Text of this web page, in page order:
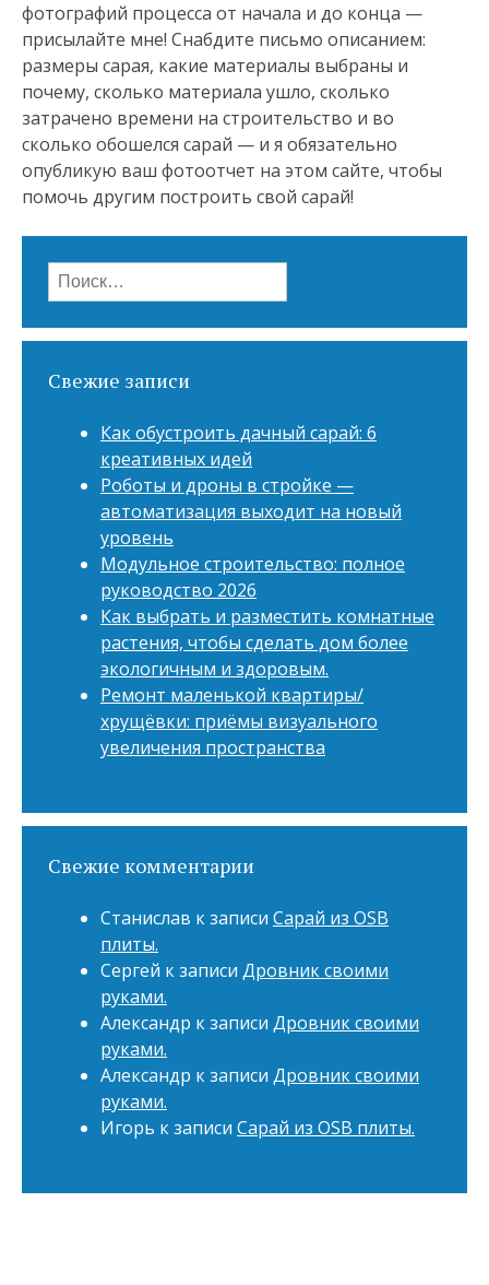
фотографий процесса от начала и до конца —
присылайте мне! Снабдите письмо описанием:
размеры сарая, какие материалы выбраны и
почему, сколько материала ушло, сколько
затрачено времени на строительство и во
сколько обошелся сарай — и я обязательно
опубликую ваш фотоотчет на этом сайте, чтобы
помочь другим построить свой сарай!
Найти:
Свежие записи
Как обустроить дачный сарай: 6
креативных идей
Роботы и дроны в стройке —
автоматизация выходит на новый
уровень
Модульное строительство: полное
руководство 2026
Как выбрать и разместить комнатные
растения, чтобы сделать дом более
экологичным и здоровым.
Ремонт маленькой квартиры/
хрущёвки: приёмы визуального
увеличения пространства
Свежие комментарии
Станислав к записи Сарай из OSB
плиты.
Сергей к записи Дровник своими
руками.
Александр к записи Дровник своими
руками.
Александр к записи Дровник своими
руками.
Игорь к записи Сарай из OSB плиты.